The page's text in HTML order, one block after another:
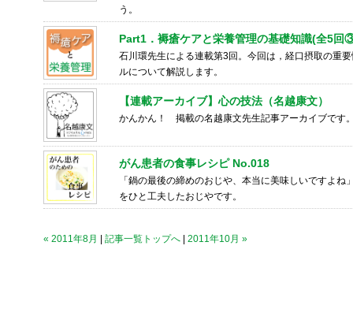
う。
Part1．褥瘡ケアと栄養管理の基礎知識(全5回
石川環先生による連載第3回。今回は，経口摂取の重
ルについて解説します。
【連載アーカイブ】心の技法（名越康文）
かんかん！ 掲載の名越康文先生記事アーカイブです
がん患者の食事レシピ No.018
「鍋の最後の締めのおじや、本当に美味しいですよ
をひと工夫したおじやです。
« 2011年8月 記事一覧トップへ 2011年10月 »